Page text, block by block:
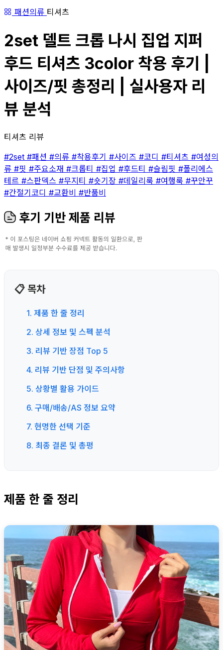
패션의류 티셔츠
2set 델트 크롭 나시 집업 지퍼
후드 티셔츠 3color 착용 후기 |
사이즈/핏 총정리 | 실사용자 리
뷰 분석
티셔츠 리뷰
#2set #패션 #의류 #착용후기 #사이즈 #코디 #티셔츠 #여성의
류 #핏 #주요소재 #크롭티 #집업 #후드티 #슬림핏 #폴리에스
테르 #스판덱스 #무지티 #숏기장 #데일리룩 #여행룩 #꾸안꾸
#간절기코디 #교환비 #반품비
후기 기반 제품 리뷰
📋 목차
1. 제품 한 줄 정리
2. 상세 정보 및 스펙 분석
3. 리뷰 기반 장점 Top 5
4. 리뷰 기반 단점 및 주의사항
5. 상황별 활용 가이드
6. 구매/배송/AS 정보 요약
7. 현명한 선택 기준
8. 최종 결론 및 총평
제품 한 줄 정리